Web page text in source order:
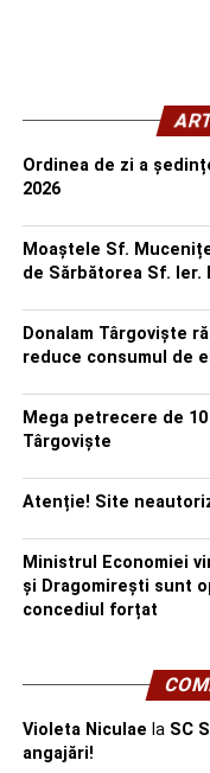
Ordinea de zi a
2026
Moaștele Sf.
de Sărbătorea Sf. Ier.
Donalam Târgoviște
reduce consumul de
Mega petrecere de
Târgoviște
Atenție! Site
Ministrul Economiei
și Dragomirești sunt
concediul forțat
Violeta Niculae la SC
angajări!